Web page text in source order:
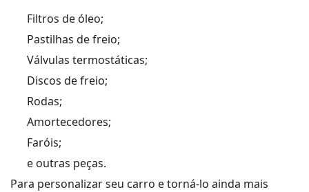
Filtros de óleo;
Pastilhas de freio;
Válvulas termostáticas;
Discos de freio;
Rodas;
Amortecedores;
Faróis;
e outras peças.
Para personalizar seu carro e torná-lo ainda mais